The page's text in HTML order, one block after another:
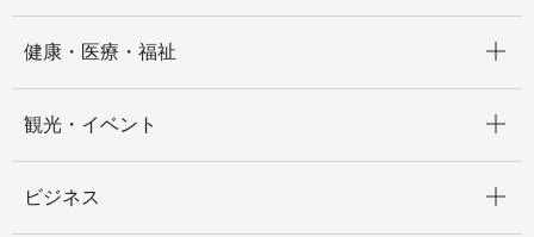
健康・医療・福祉
観光・イベント
ビジネス